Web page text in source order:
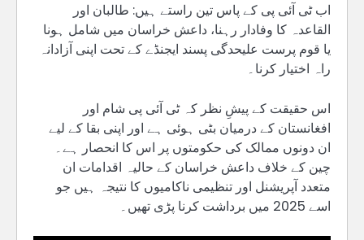
اب ٹی آئی پی کے پاس تین راستے ہیں: طالبان اور
القاعدہ کا وفادار رہنا، داعش خراسان میں شامل ہونا
یا قوم پرست علیحدگی پسند ایجنڈے کے تحت اپنی آزادانہ
راہ اختیار کرنا۔
اس حقیقت کے پیشِ نظر کہ ٹی آئی پی شام اور
افغانستان کے درمیان بٹی ہوئی ہے اور اپنی بقا کے لیے
ان دونوں ممالک کی حکومتوں پر اس کا انحصار ہے۔
چین کے خلاف داعش خراسان کے حالیہ اقدامات ان
متعدد آپریشنل اور تنظیمی ناکامیوں کا نتیجہ ہیں جو
اسے 2025 میں برداشت کرنا پڑی تھیں۔